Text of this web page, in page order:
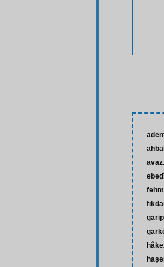
avaz
garip